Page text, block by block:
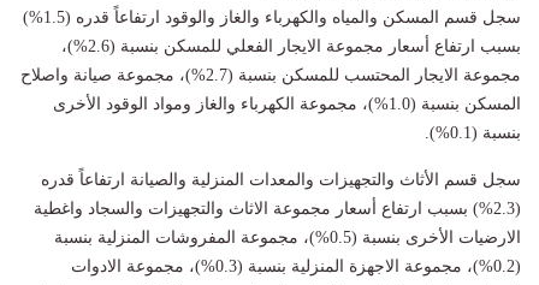
سجل قسم المسكن والمياه والكهرباء والغاز والوقود ارتفاعاً قدره (1.5%)
بسبب ارتفاع أسعار مجموعة الايجار الفعلي للمسكن بنسبة (2.6%)،
مجموعة الايجار المحتسب للمسكن بنسبة (2.7%)، مجموعة صيانة واصلاح
المسكن بنسبة (1.0%)، مجموعة الكهرباء والغاز ومواد الوقود الأخرى
بنسبة (0.1%).
سجل قسم الأثاث والتجهيزات والمعدات المنزلية والصيانة ارتفاعاً قدره
(2.3%) بسبب ارتفاع أسعار مجموعة الاثاث والتجهيزات والسجاد واغطية
الارضيات الأخرى بنسبة (0.5%)، مجموعة المفروشات المنزلية بنسبة
(0.2%)، مجموعة الاجهزة المنزلية بنسبة (0.3%)، مجموعة الادوات